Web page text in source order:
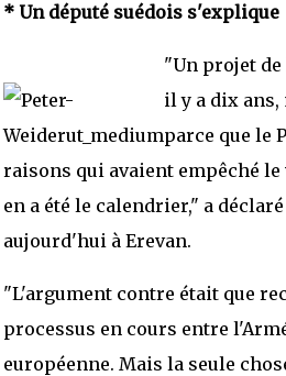
* Un député suédois s'explique
"Un projet
il y a dix ans,
parce que le
raisons qui avaient empêché
en a été le calendrier," a
aujourd'hui à Erevan.
"L'argument contre était que
processus en cours entre
européenne. Mais la seule